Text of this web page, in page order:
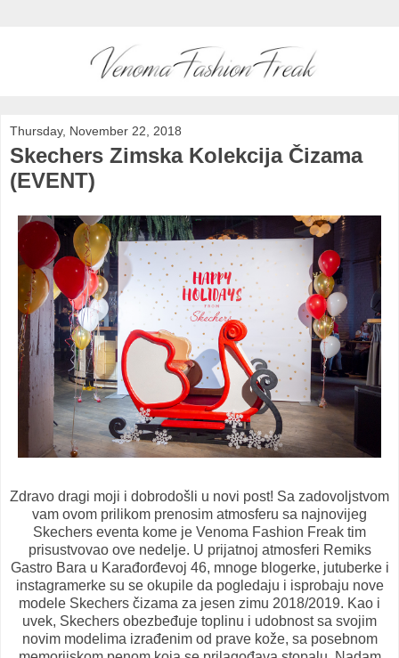
Thursday, November 22, 2018
Skechers Zimska Kolekcija Čizama
(EVENT)
Zdravo dragi moji i dobrodošli u novi post! Sa zadovoljstvom
vam ovom prilikom prenosim atmosferu sa najnovijeg
Skechers eventa kome je Venoma Fashion Freak tim
prisustvovao ove nedelje. U prijatnoj atmosferi Remiks
Gastro Bara u Karađorđevoj 46, mnoge blogerke, jutuberke i
instagramerke su se okupile da pogledaju i isprobaju nove
modele Skechers čizama za jesen zimu 2018/2019. Kao i
uvek, Skechers obezbeđuje toplinu i udobnost sa svojim
novim modelima izrađenim od prave kože, sa posebnom